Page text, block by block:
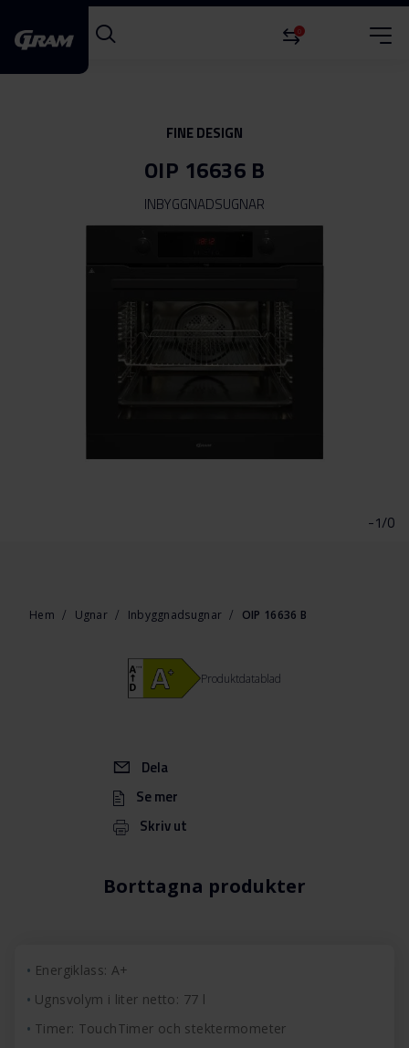
0
FINE DESIGN
OIP 16636 B
INBYGGNADSUGNAR
-1/0
Hem Ugnar Inbyggnadsugnar OIP 16636 B
Borttagna produkter
Dela
Se mer
Skriv ut
Produktdatablad
Energiklass: A+
Ugnsvolym i liter netto: 77 l
Timer: TouchTimer och stektermometer